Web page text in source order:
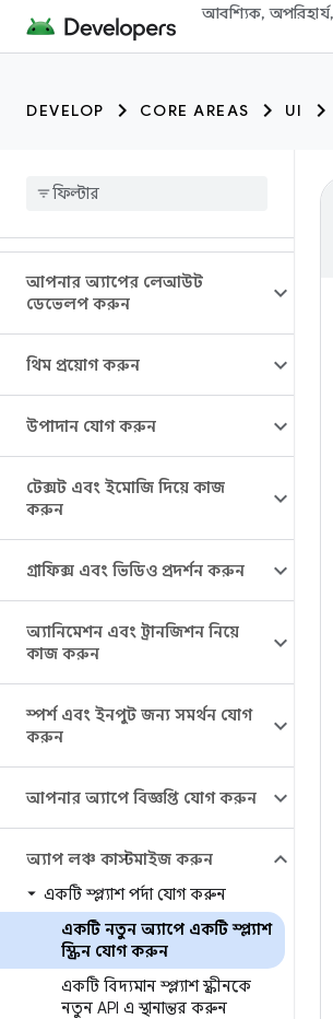
আবশ্যিক,
DEVELOP CORE AREAS UI
আপনার অ্যাপের লেআউট
ডেভেলপ করুন
থিম প্রয়োগ করুন
উপাদান যোগ করুন
টেক্সট এবং ইমোজি দিয়ে কাজ
করুন
গ্রাফিক্স এবং ভিডিও প্রদর্শন করুন
অ্যানিমেশন এবং ট্রানজিশন নিয়ে
কাজ করুন
স্পর্শ এবং ইনপুট জন্য সমর্থন যোগ
করুন
আপনার অ্যাপে বিজ্ঞপ্তি যোগ করুন
অ্যাপ লঞ্চ কাস্টমাইজ করুন
একটি স্প্ল্যাশ পর্দা যোগ করুন
একটি নতুন অ্যাপে একটি স্প্ল্যাশ
স্ক্রিন যোগ করুন
একটি বিদ্যমান স্প্ল্যাশ স্ক্রীনকে
নতুন API এ স্থানান্তর করুন